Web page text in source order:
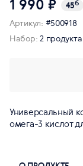
Универсальный
омега-3 кислот
1 990 ₽ 45б
Артикул: #500918
Набор: 2 продукта